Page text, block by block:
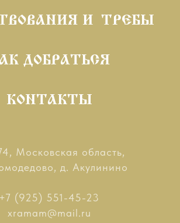
И ТРЕБЫ
ДОБРАТЬСЯ
КОНТАКТЫ
Московская область,
д. Акулинино
+7 (925) 551-45-23
xramam@mail.ru